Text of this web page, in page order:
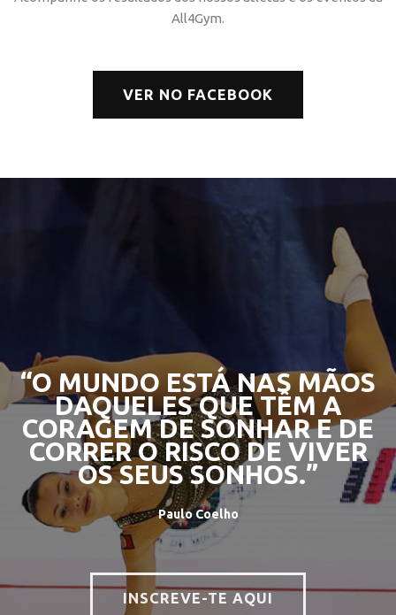
All4Gym.
VER NO FACEBOOK
“O MUNDO ESTÁ NAS MÃOS
DAQUELES QUE TÊM A
CORAGEM DE SONHAR E DE
CORRER O RISCO DE VIVER
OS SEUS SONHOS.”
Paulo Coelho
INSCREVE-TE AQUI